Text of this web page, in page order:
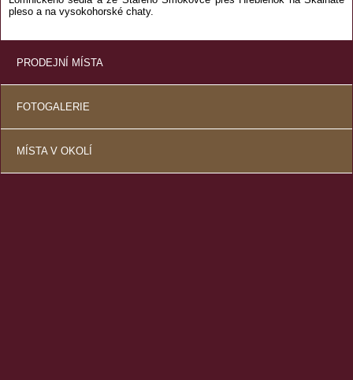
pleso a na vysokohorské chaty.
PRODEJNÍ MÍSTA
FOTOGALERIE
MÍSTA V OKOLÍ